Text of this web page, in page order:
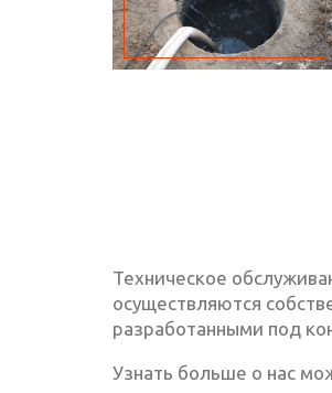
Техническое
осуществляются
разработанными под
Узнать больше о нас